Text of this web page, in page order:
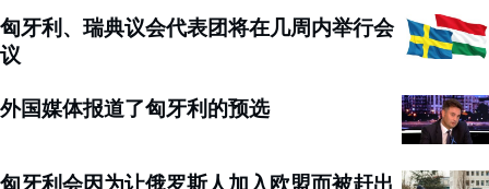
匈牙利、瑞典议会代表团将在几周内举行会
议
外国媒体报道了匈牙利的预选
匈牙利会因为让俄罗斯人加入欧盟而被赶出